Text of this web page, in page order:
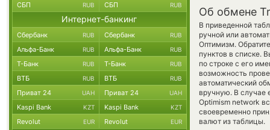
Об обмене
В приведенной
ручной или
Оптимизм.
пунктов в списке.
по строке с его
возможность
автоматический
вручную. В случае
Optimism network
своевременно
валют из таблицы.
СБП RUB СБП RUB
Интернет-банкинг
Сбербанк RUB Сбербанк RUB
Альфа-Банк RUB Альфа-Банк RUB
Т-Банк RUB Т-Банк RUB
ВТБ RUB ВТБ RUB
Приват 24 UAH Приват 24 UAH
Kaspi Bank KZT Kaspi Bank KZT
Revolut EUR Revolut EUR